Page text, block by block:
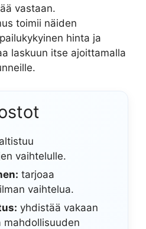
vastaan.
toimii näiden
hinta ja
laskuun itse ajoittamalla
altistuu
vaihtelulle.
tarjoaa
vaihtelua.
yhdistää vakaan
mahdollisuuden